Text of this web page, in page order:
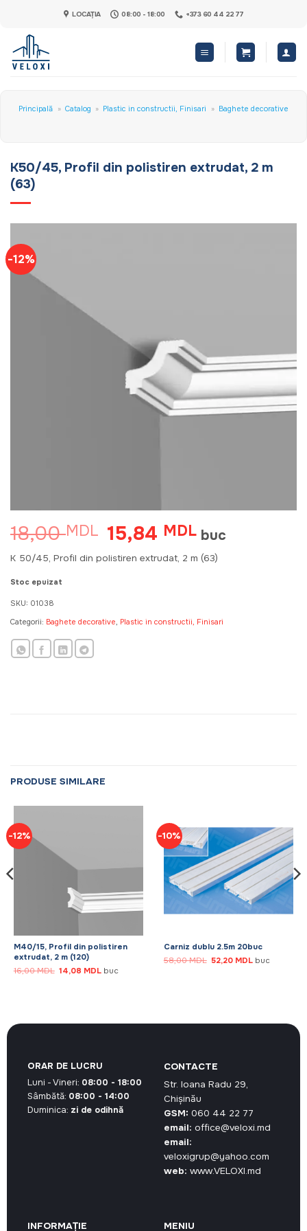
content
LOCAȚIA 08:00 - 18:00 +373 60 44 22 77
Principală » Catalog » Plastic in constructii, Finisari » Baghete decorative
K50/45, Profil din polistiren extrudat, 2 m
(63)
-12%
18,00MDL Prețul
inițial
a
15,84 MDLPrețul
curent
este:
buc
K 50/45, Profil din polistiren extrudat, 2 m (63)
Stoc epuizat
SKU: 01038
Categorii: Baghete decorative, Plastic in constructii, Finisari
PRODUSE SIMILARE
-12%
M40/15, Profil din polistiren
extrudat, 2 m (120)
16,00MDL Prețul
inițial
14,08 MDLPrețul
buc
-10%
Carniz dublu 2.5m 20buc
58,00MDL Prețul
inițial
52,20 MDLPrețul
buc
CONTACTE
Str. Ioana Radu 29,
Chișinău
GSM: 060 44 22 77
email: office@veloxi.md
email:
veloxigrup@yahoo.com
web: www.VELOXI.md
INFORMAȚIE MENIU
ORAR DE LUCRU
Luni - Vineri: 08:00 - 18:00
Sâmbătă: 08:00 - 14:00
Duminica: zi de odihnă